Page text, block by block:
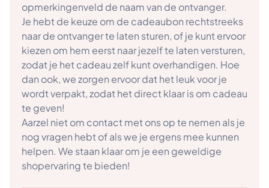
opmerkingenveld de naam van de ontvanger.
Je hebt de keuze om de cadeaubon rechtstreeks
naar de ontvanger te laten sturen, of je kunt ervoor
kiezen om hem eerst naar jezelf te laten versturen,
zodat je het cadeau zelf kunt overhandigen. Hoe
dan ook, we zorgen ervoor dat het leuk voor je
wordt verpakt, zodat het direct klaar is om cadeau
te geven!
Aarzel niet om contact met ons op te nemen als je
nog vragen hebt of als we je ergens mee kunnen
helpen. We staan klaar om je een geweldige
shopervaring te bieden!